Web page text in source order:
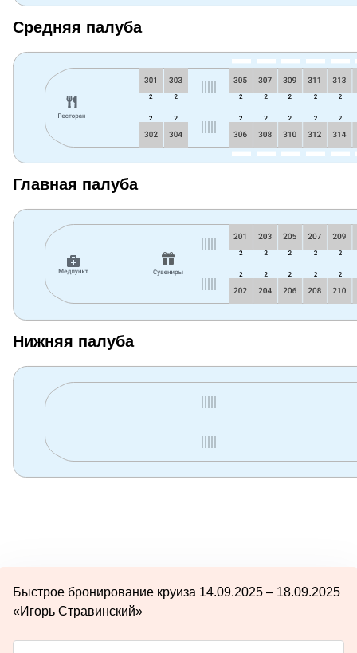
Средняя палуба
Главная палуба
Нижняя палуба
Быстрое бронирование круиза 14.09.2025 – 18.09.2025
«Игорь Стравинский»